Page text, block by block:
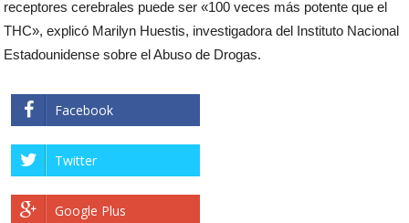
receptores cerebrales puede ser «100 veces más potente que el
THC», explicó Marilyn Huestis, investigadora del Instituto Nacional
Estadounidense sobre el Abuso de Drogas.
Facebook
Twitter
Google Plus